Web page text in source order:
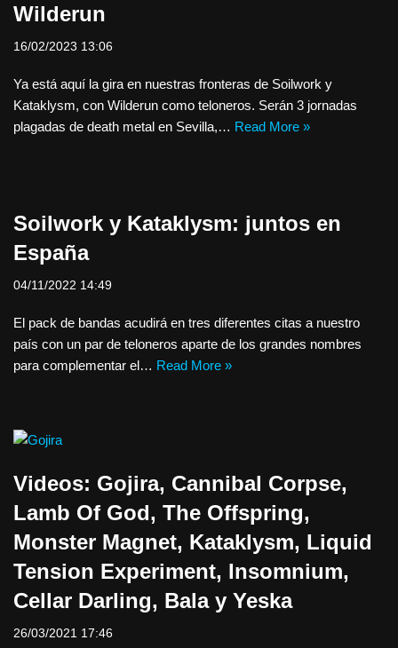
Wilderun
16/02/2023 13:06
Ya está aquí la gira en nuestras fronteras de Soilwork y
Kataklysm, con Wilderun como teloneros. Serán 3 jornadas
plagadas de death metal en Sevilla,… Read More »
Soilwork y Kataklysm: juntos en
España
04/11/2022 14:49
El pack de bandas acudirá en tres diferentes citas a nuestro
país con un par de teloneros aparte de los grandes nombres
para complementar el… Read More »
Videos: Gojira, Cannibal Corpse,
Lamb Of God, The Offspring,
Monster Magnet, Kataklysm, Liquid
Tension Experiment, Insomnium,
Cellar Darling, Bala y Yeska
26/03/2021 17:46